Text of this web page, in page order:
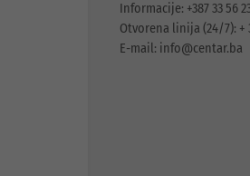
Informacije: +387 33 56
Otvorena linija (24/7): +
E-mail: info@centar.ba